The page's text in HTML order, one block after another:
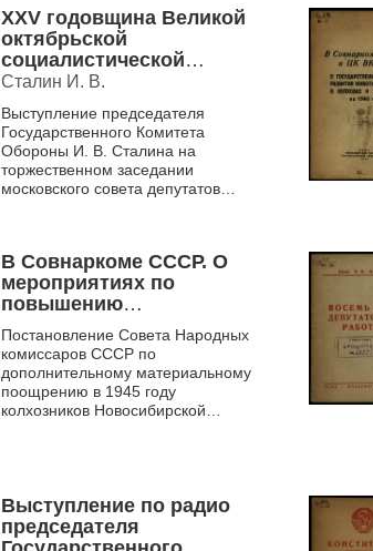
XXV годовщина Великой
октябрьской
социалистической
революции
Сталин И. В.
Выступление председателя
Государственного Комитета
Обороны И. В. Сталина на
торжественном заседании
московского совета депутатов
В Совнаркоме СССР. О
мероприятиях по
повышению
материальной
заинтересованности
колхозников,
работающих на
животноводческих
животноводства
колхозов Новосибирской
Постановление Совета Народных
комиссаров СССР по
дополнительному материальному
поощрению в 1945 году
колхозников Новосибирской
Выступление по радио
председателя